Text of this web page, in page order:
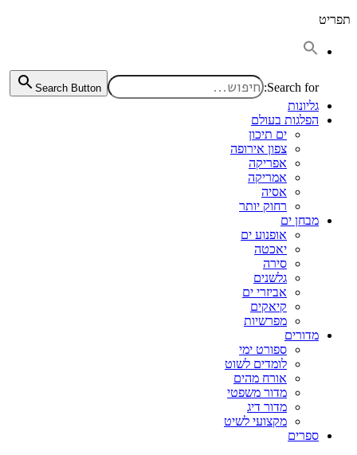
תפריט
Search for:
Search Button
גליונות
הפלגות בעולם
ים תיכון
צפון אירופה
אפריקה
אמריקה
אסיה
רחוק יותר
מבחן ים
אופנוע ים
יאכטה
סירה
גלשנים
אביזרי ים
קיאקים
מפרשיות
מדורים
ספורט ימי
לומדים לשוט
אורח מהים
מדור משפטי
מדור דיג
מקצועי לשיט
ספרים